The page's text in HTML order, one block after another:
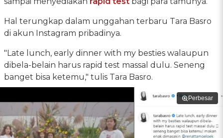
Hal terungkap dalam unggahan terbaru Tara Basro
di akun Instagram pribadinya.
"Late lunch, early dinner with my besties walaupun
dibela-belain harus rapid test massal dulu. Seneng
banget bisa ketemu," tulis Tara Basro.
Perbesar